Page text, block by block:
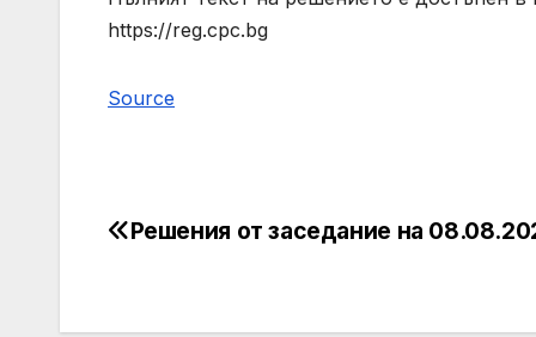
https://reg.cpc.bg
Source
Post
Решения от заседание на